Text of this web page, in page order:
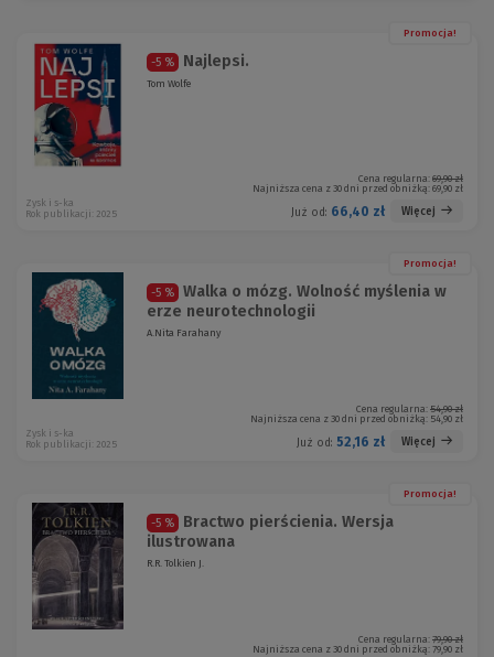
Promocja!
-5 % Najlepsi.
Tom Wolfe
Cena regularna: 69,90 zł
Najniższa cena z 30 dni przed obniżką: 69,90 zł
Już od: 66,40 zł Więcej
Zysk i s-ka
Rok publikacji: 2025
Promocja!
-5 %
Walka o mózg. Wolność myślenia w
erze neurotechnologii
A.Nita Farahany
Cena regularna: 54,90 zł
Najniższa cena z 30 dni przed obniżką: 54,90 zł
Już od: 52,16 zł Więcej
Zysk i s-ka
Rok publikacji: 2025
Promocja!
-5 %
Bractwo pierścienia. Wersja
ilustrowana
R.R. Tolkien J.
Cena regularna: 79,90 zł
Najniższa cena z 30 dni przed obniżką: 79,90 zł